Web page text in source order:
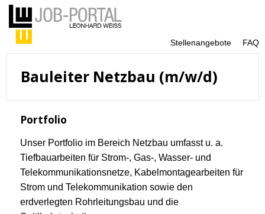
Stellenangebote FAQ
Bauleiter Netzbau (m/w/d)
Portfolio
Unser Portfolio im Bereich Netzbau umfasst u. a.
Tiefbauarbeiten für Strom-, Gas-, Wasser- und
Telekommunikationsnetze, Kabelmontagearbeiten für
Strom und Telekommunikation sowie den
erdverlegten Rohrleitungsbau und die